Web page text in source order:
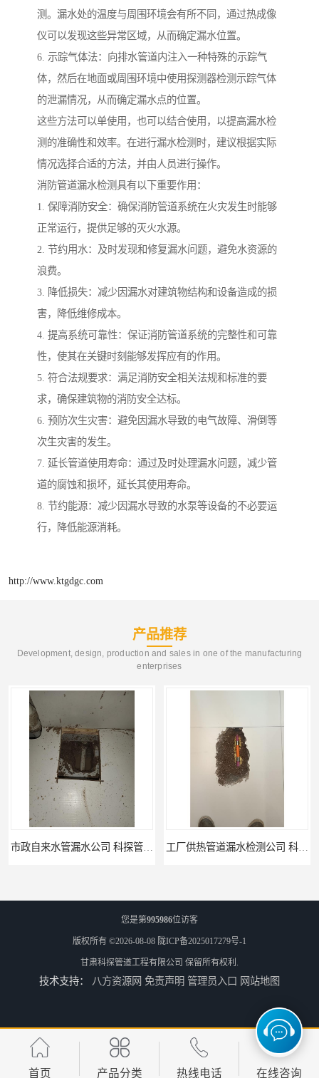
测。漏水处的温度与周围环境会有所不同，通过热成像
仪可以发现这些异常区域，从而确定漏水位置。
6. 示踪气体法：向排水管道内注入一种特殊的示踪气
体，然后在地面或周围环境中使用探测器检测示踪气体
的泄漏情况，从而确定漏水点的位置。
这些方法可以单使用，也可以结合使用，以提高漏水检
测的准确性和效率。在进行漏水检测时，建议根据实际
情况选择合适的方法，并由人员进行操作。
消防管道漏水检测具有以下重要作用：
1. 保障消防安全：确保消防管道系统在火灾发生时能够
正常运行，提供足够的灭火水源。
2. 节约用水：及时发现和修复漏水问题，避免水资源的
浪费。
3. 降低损失：减少因漏水对建筑物结构和设备造成的损
害，降低维修成本。
4. 提高系统可靠性：保证消防管道系统的完整性和可靠
性，使其在关键时刻能够发挥应有的作用。
5. 符合法规要求：满足消防安全相关法规和标准的要
求，确保建筑物的消防安全达标。
6. 预防次生灾害：避免因漏水导致的电气故障、滑倒等
次生灾害的发生。
7. 延长管道使用寿命：通过及时处理漏水问题，减少管
道的腐蚀和损坏，延长其使用寿命。
8. 节约能源：减少因漏水导致的水泵等设备的不必要运
行，降低能源消耗。
http://www.ktgdgc.com
产品推荐
Development, design, production and sales in one of the manufacturing
enterprises
公司仪器测漏电话 科探管道工程
工厂管道工程 科探管道工程 市政供热管道漏水检测 科探管道工程
您是第995986位访客
版权所有 ©2026-08-08 陇ICP备2025017279号-1
甘肃科探管道工程有限公司 保留所有权利.
技术支持： 八方资源网 免责声明 管理员入口 网站地图
首页 产品分类 热线电话 在线咨询